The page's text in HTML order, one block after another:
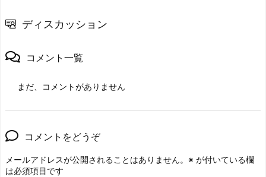
ディスカッション
コメント一覧
まだ、コメントがありません
コメントをどうぞ
メールアドレスが公開されることはありません。 ※ が付いている欄
は必須項目です